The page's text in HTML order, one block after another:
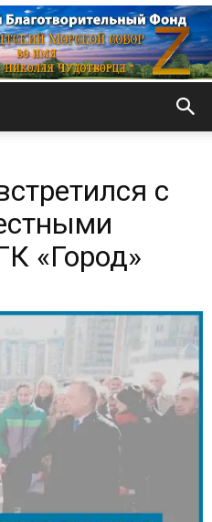
Морской
с
«Город»